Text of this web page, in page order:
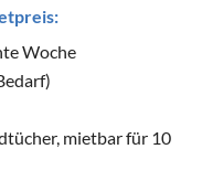
Woche
mietbar für 10